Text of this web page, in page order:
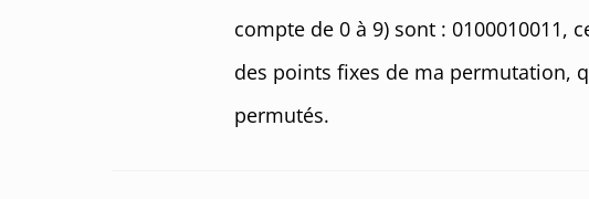
compte de 0 à 9) sont : 0100010011,
des points fixes de ma permutation,
permutés.